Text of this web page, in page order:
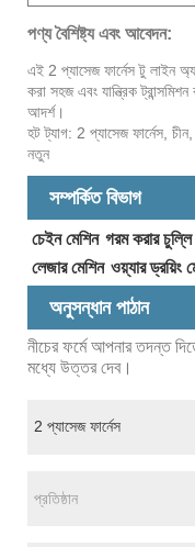
পণ্য বৈশিষ্ট্য এবং আবেদন:
এই 2 প্যাসেজ ফার্নেস টু লাইন
করা সহজ এবং যান্ত্রিক
আদর্শ।
হট ট্যাগ: 2 প্যাসেজ ফার্নেস,
নতুন
সম্পর্কিত বিভাগ
চেইন মেশিন গরম করার চুল্লি
লেজার মেশিন ওয়্যার ড্রয়িং
অনুসন্ধান পাঠান
নীচের ফর্মে আপনার তদন্ত
মধ্যে উত্তর দেব।